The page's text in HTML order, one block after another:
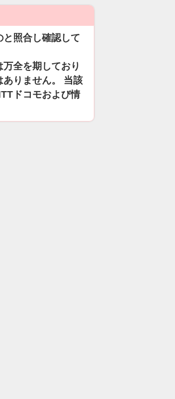
照合し確認して
全を期しており
ありません。 当該
ドコモおよび情